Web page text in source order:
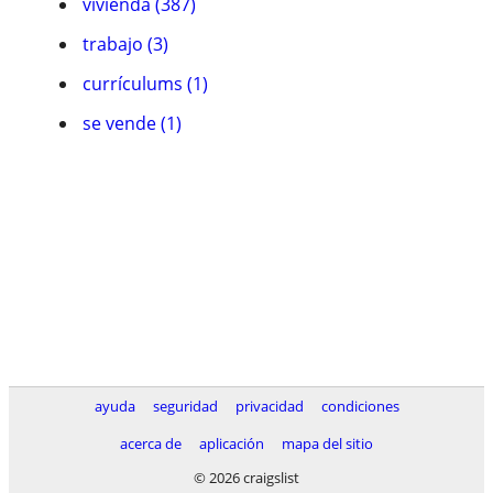
trabajo (3)
currículums (1)
se vende (1)
ayuda seguridad privacidad
condiciones
acerca de
aplicación
mapa del sitio
© 2026 craigslist